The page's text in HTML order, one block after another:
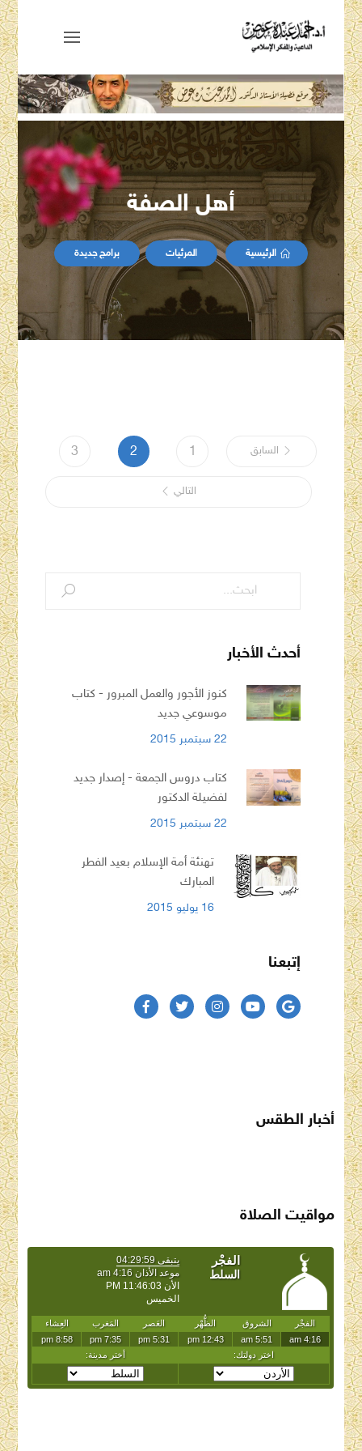
أهل الصفة
الرئيسية المرئيات برامج جديدة
السابق 1
2
3
التالي
أحدث الأخبار
كنوز الأجور والعمل المبرور - كتاب
موسوعي جديد
22 سبتمبر 2015
كتاب دروس الجمعة - إصدار جديد
لفضيلة الدكتور
22 سبتمبر 2015
تهنئة أمة الإسلام بعيد الفطر
المبارك
16 يوليو 2015
إتبعنا
أخبار الطقس
مواقيت الصلاة